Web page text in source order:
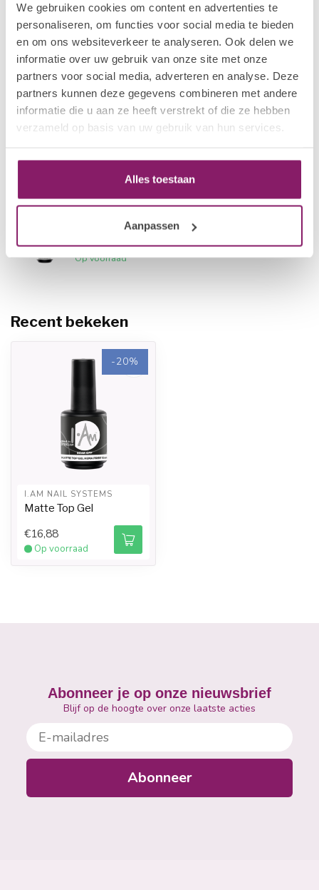
We gebruiken cookies om content en advertenties te
personaliseren, om functies voor social media te bieden
en om ons websiteverkeer te analyseren. Ook delen we
informatie over uw gebruik van onze site met onze
partners voor social media, adverteren en analyse. Deze
partners kunnen deze gegevens combineren met andere
informatie die u aan ze heeft verstrekt of die ze hebben
verzameld op basis van uw gebruik van hun services.
Alles toestaan
Aanpassen
I.AM NAIL SYSTEMS
No-Cleanse Brilliant Top
Op voorraad
€16,88
€13,50
I.AM NAIL SYSTEMS
Base Gel
Niet op voorraad
€16,88
€13,50
I.AM NAIL SYSTEMS
Base Gel HEMA-Free
I.AM NAIL SYSTEMS
Ridge Filler Base
Op voorraad
€13,50
Recent bekeken
-20%
I.AM NAIL SYSTEMS
Matte Top Gel
€16,88
Op voorraad
Abonneer je op onze nieuwsbrief
Blijf op de hoogte over onze laatste acties
E-mailadres
Abonneer